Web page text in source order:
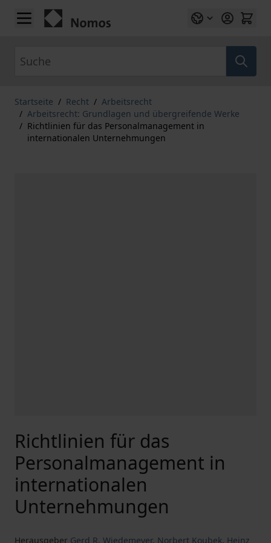
Zum Inhalt springen
Startseite / Recht / Arbeitsrecht
/ Arbeitsrecht: Grundlagen und übergreifende Werke
/ Richtlinien für das Personalmanagement in
internationalen Unternehmungen
Richtlinien für das
Personalmanagement in
internationalen
Unternehmungen
Herausgeber Gerd R. Wiedemeyer, Norbert Koubek, Heinz